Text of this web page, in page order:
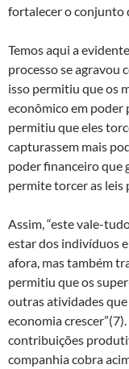
fortalecer o conjunto
Temos aqui a
processo se agravou
isso permitiu que os
econômico em poder
permitiu que eles
capturassem mais
poder financeiro que
permite torcer as leis
Assim, “este vale-
estar dos indivíduos
afora, mas também
permitiu que os
outras atividades que
economia
contribuições
companhia cobra